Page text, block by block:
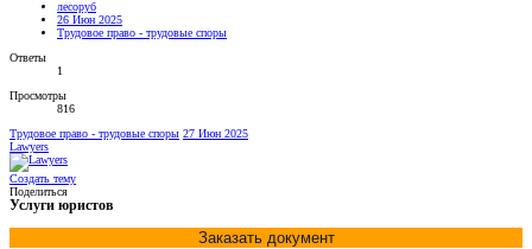
лесоруб
26 Июн 2025
Трудовое право - трудовые споры
Ответы
1
Просмотры
816
Трудовое право - трудовые споры 27 Июн 2025
Lawyers
Создать тему
Поделиться
Услуги юристов
Заказать документ